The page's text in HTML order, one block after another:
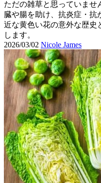
ただの雑草と思っていませ
臓や腸を助け、抗炎症・抗
近な黄色い花の意外な歴史
します。
2026/03/02 Nicole James